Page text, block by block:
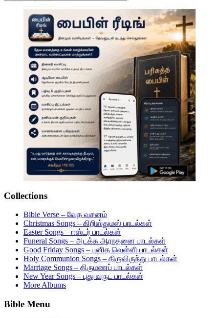
Collections
Bible Verse – வேத வசனம்
Christmas Songs – கிறிஸ்துமஸ் பாடல்கள்
Easter Songs – ஈஸ்டர் பாடல்கள்
Funeral Songs – அடக்க ஆராதனை பாடல்கள்
Good Friday Songs – புனித வெள்ளி பாடல்கள்
Holy Communion Songs – திருவிருந்து பாடல்கள்
Marriage Songs – திருமணப் பாடல்கள்
New Year Songs – புது வருட பாடல்கள்
More Albums
Bible Menu